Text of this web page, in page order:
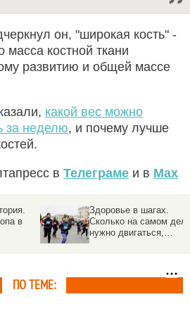
он, "широкая кость" -
костной ткани
развитию и общей массе
какой вес можно
за неделю, и почему лучше
в Телеграме и в Max
в
Здоровье в шагах.
Сколько на самом
нужно двигаться,
ПО ТЕМЕ: